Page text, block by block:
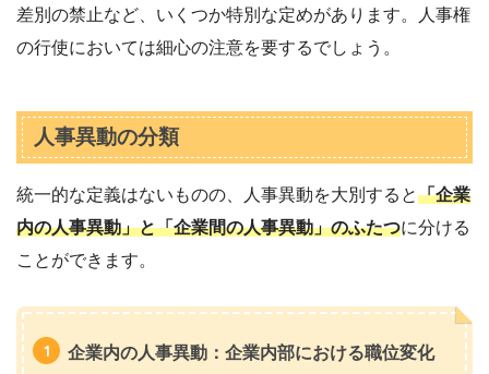
差別の禁止など、いくつか特別な定めがあります。人事権
の行使においては細心の注意を要するでしょう。
人事異動の分類
統一的な定義はないものの、人事異動を大別すると「企業
内の人事異動」と「企業間の人事異動」のふたつに分ける
ことができます。
企業内の人事異動：企業内部における職位変化